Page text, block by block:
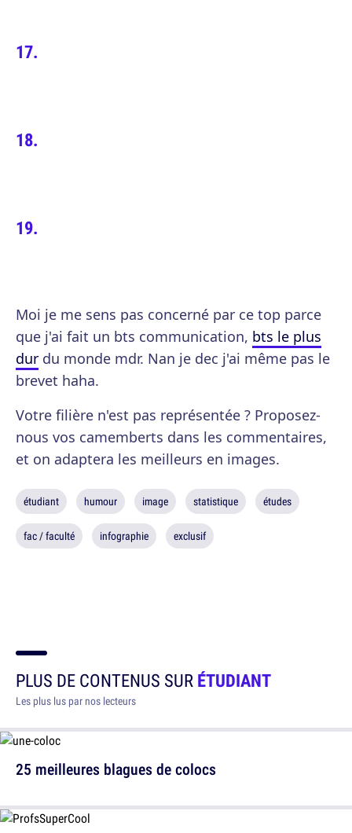
Moi je me sens pas concerné par ce top parce
que j'ai fait un bts communication, bts le plus
dur du monde mdr. Nan je dec j'ai même pas le
brevet haha.
Votre filière n'est pas représentée ? Proposez-
nous vos camemberts dans les commentaires,
et on adaptera les meilleurs en images.
étudiant humour image statistique études
fac / faculté infographie exclusif
PLUS DE CONTENUS SURÉTUDIANT
Les plus lus par nos lecteurs
25 meilleures blagues de colocs